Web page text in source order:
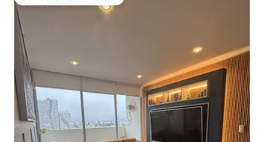
Obľúbené medzi hosťami